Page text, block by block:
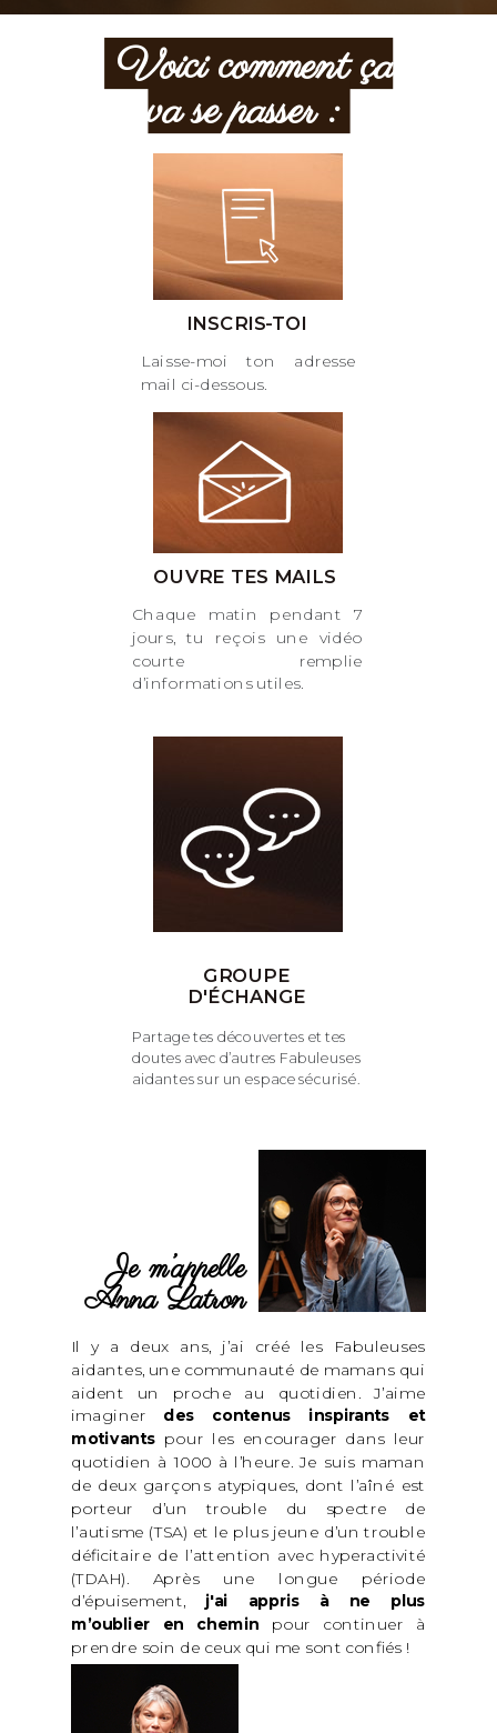
GROUPE
D'ÉCHANGE
Voici comment ça
va se passer :
Laisse-moi ton adresse
mail ci-dessous.
Chaque matin pendant 7
jours, tu reçois une vidéo
courte remplie
d’informations utiles.
Partage tes découvertes et tes
doutes avec d’autres Fabuleuses
aidantes sur un espace sécurisé.
INSCRIS-TOI
OUVRE TES MAILS
Il y a deux ans, j’ai créé les Fabuleuses
aidantes, une communauté de mamans qui
aident un proche au quotidien. J’aime
imaginer des contenus inspirants et
motivants pour les encourager dans leur
quotidien à 1000 à l’heure. Je suis maman
de deux garçons atypiques, dont l’aîné est
porteur d’un trouble du spectre de
l’autisme (TSA) et le plus jeune d’un trouble
déficitaire de l’attention avec hyperactivité
(TDAH). Après une longue période
d’épuisement, j'ai appris à ne plus
m’oublier en chemin pour continuer à
prendre soin de ceux qui me sont confiés !
Je m’appelle
Anna Latron